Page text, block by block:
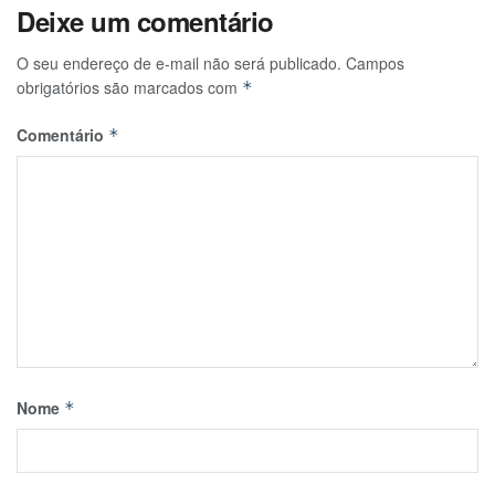
Deixe um comentário
O seu endereço de e-mail não será publicado. Campos
obrigatórios são marcados com *
Comentário *
Nome *